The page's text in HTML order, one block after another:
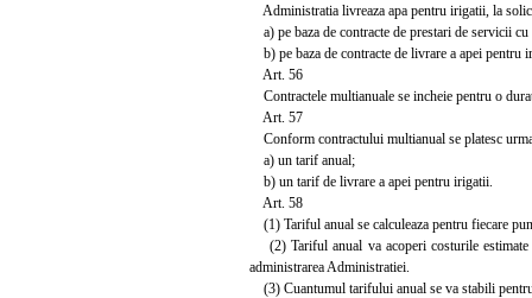
Administratia livreaza apa pentru irigatii, la
a) pe baza de contracte de prestari de servicii
b) pe baza de contracte de livrare a apei pentru
Art. 56
Contractele multianuale se incheie pentru o
Art. 57
Conform contractului multianual se platesc
a) un tarif anual;
b) un tarif de livrare a apei pentru irigatii.
Art. 58
(1) Tariful anual se calculeaza pentru fiecare
(2) Tariful anual va acoperi costurile
administrarea Administratiei.
(3) Cuantumul tarifului anual se va stabili